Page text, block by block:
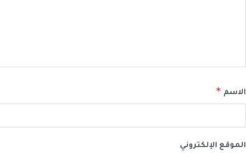
الاسم *
الموقع الإلكتروني